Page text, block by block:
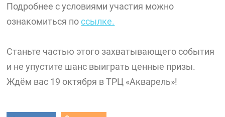
Подробнее с условиями участия можно
ознакомиться поссылке.
Станьте частью этого захватывающего события
и не упустите шанс выиграть ценные призы.
Ждём вас 19 октября в ТРЦ «Акварель»!